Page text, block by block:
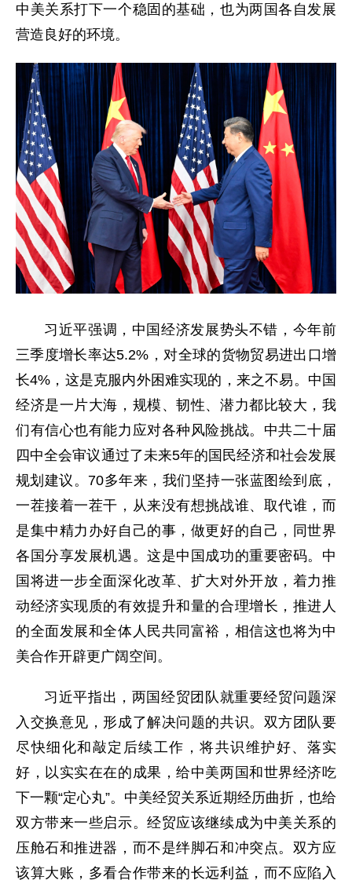
中美关系打下一个稳固的基础，也为两国各自发展
营造良好的环境。
习近平强调，中国经济发展势头不错，今年前
三季度增长率达5.2%，对全球的货物贸易进出口增
长4%，这是克服内外困难实现的，来之不易。中国
经济是一片大海，规模、韧性、潜力都比较大，我
们有信心也有能力应对各种风险挑战。中共二十届
四中全会审议通过了未来5年的国民经济和社会发展
规划建议。70多年来，我们坚持一张蓝图绘到底，
一茬接着一茬干，从来没有想挑战谁、取代谁，而
是集中精力办好自己的事，做更好的自己，同世界
各国分享发展机遇。这是中国成功的重要密码。中
国将进一步全面深化改革、扩大对外开放，着力推
动经济实现质的有效提升和量的合理增长，推进人
的全面发展和全体人民共同富裕，相信这也将为中
美合作开辟更广阔空间。
习近平指出，两国经贸团队就重要经贸问题深
入交换意见，形成了解决问题的共识。双方团队要
尽快细化和敲定后续工作，将共识维护好、落实
好，以实实在在的成果，给中美两国和世界经济吃
下一颗“定心丸”。中美经贸关系近期经历曲折，也给
双方带来一些启示。经贸应该继续成为中美关系的
压舱石和推进器，而不是绊脚石和冲突点。双方应
该算大账，多看合作带来的长远利益，而不应陷入